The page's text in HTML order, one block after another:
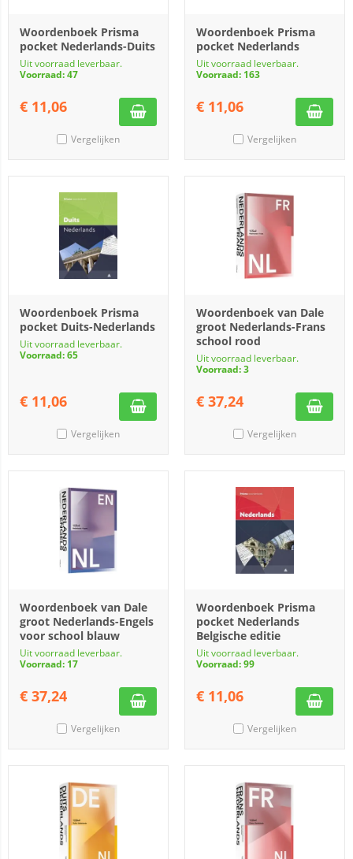
Woordenboek Prisma
pocket Nederlands-Duits
Uit voorraad leverbaar.
Voorraad: 47
€ 11,06
Vergelijken
Woordenboek Prisma
pocket Nederlands
Uit voorraad leverbaar.
Voorraad: 163
€ 11,06
Vergelijken
Woordenboek Prisma
pocket Duits-Nederlands
Uit voorraad leverbaar.
Voorraad: 65
€ 11,06
Vergelijken
Woordenboek van Dale
groot Nederlands-Frans
school rood
Uit voorraad leverbaar.
Voorraad: 3
€ 37,24
Vergelijken
Woordenboek van Dale
groot Nederlands-Engels
voor school blauw
Uit voorraad leverbaar.
Voorraad: 17
€ 37,24
Vergelijken
Woordenboek Prisma
pocket Nederlands
Belgische editie
Uit voorraad leverbaar.
Voorraad: 99
€ 11,06
Vergelijken